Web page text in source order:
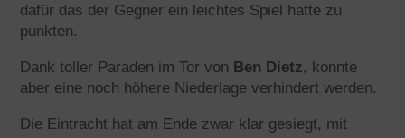
dafür das der Gegner ein leichtes Spiel hatte zu
punkten.
Dank toller Paraden im Tor von Ben Dietz, konnte
aber eine noch höhere Niederlage verhindert werden.
Die Eintracht hat am Ende zwar klar gesiegt, mit